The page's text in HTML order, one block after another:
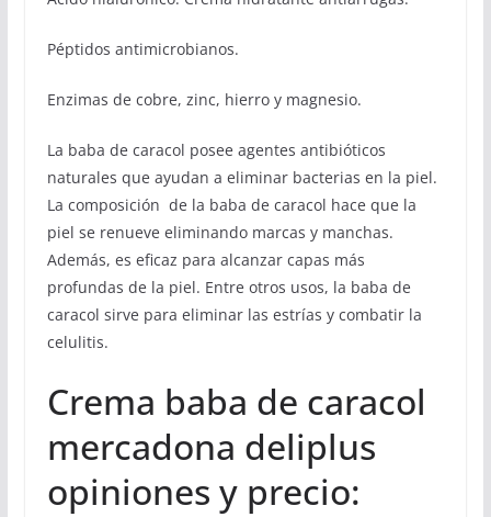
Péptidos antimicrobianos.
Enzimas de cobre, zinc, hierro y magnesio.
La baba de caracol posee agentes antibióticos
naturales que ayudan a eliminar bacterias en la piel.
La composición de la baba de caracol hace que la
piel se renueve eliminando marcas y manchas.
Además, es eficaz para alcanzar capas más
profundas de la piel. Entre otros usos, la baba de
caracol sirve para eliminar las estrías y combatir la
celulitis.
Crema baba de caracol
mercadona deliplus
opiniones y precio: